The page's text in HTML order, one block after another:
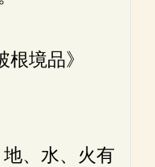
根境品》
、水、火有